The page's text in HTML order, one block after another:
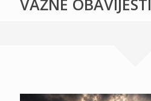
VAŽNE OBAVIJESTI